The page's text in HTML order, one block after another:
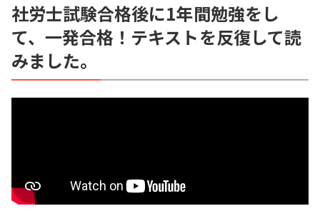
社労士試験合格後に1年間勉強をし
て、一発合格！テキストを反復して読
みました。